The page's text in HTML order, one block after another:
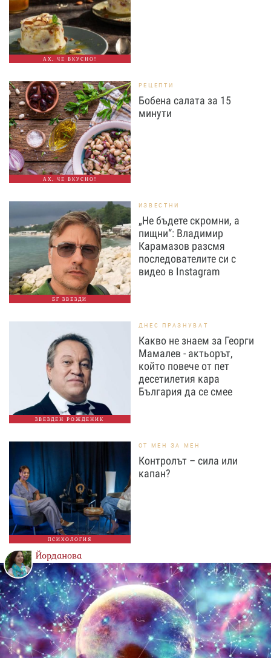
АХ, ЧЕ ВКУСНО!
АХ, ЧЕ ВКУСНО!
РЕЦЕПТИ
Бобена салата за 15
минути
БГ ЗВЕЗДИ
ИЗВЕСТНИ
„Не бъдете скромни, а
пищни“: Владимир
Карамазов разсмя
последователите си с
видео в Instagram
ЗВЕЗДЕН РОЖДЕНИК
ДНЕС ПРАЗНУВАТ
Какво не знаем за Георги
Мамалев - актьорът,
който повече от пет
десетилетия кара
България да се смее
ПСИХОЛОГИЯ
ОТ МЕН ЗА МЕН
Контролът – сила или
капан?
Йорданова